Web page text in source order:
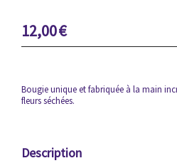
12,00€
Bougie unique et fabriquée à la main
fleurs séchées.
Description